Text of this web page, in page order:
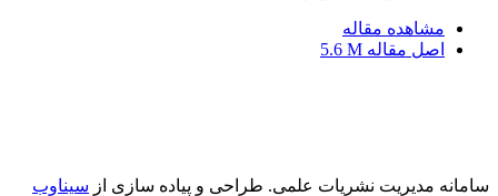
مشاهده مقاله
اصل مقاله 5.6 M
سامانه مدیریت نشریات علمی. طراحی و پیاده سازی از سیناوب